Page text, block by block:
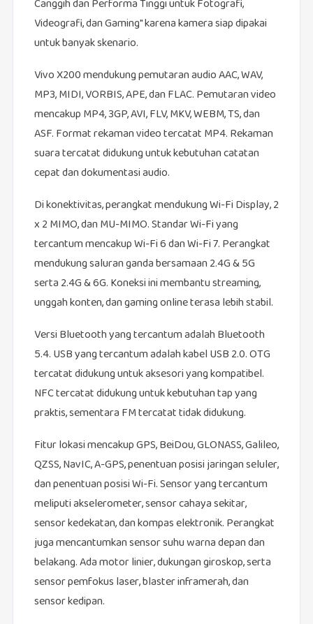
Canggih dan Performa Tinggi untuk Fotografi,
Videografi, dan Gaming" karena kamera siap dipakai
untuk banyak skenario.
Vivo X200 mendukung pemutaran audio AAC, WAV,
MP3, MIDI, VORBIS, APE, dan FLAC. Pemutaran video
mencakup MP4, 3GP, AVI, FLV, MKV, WEBM, TS, dan
ASF. Format rekaman video tercatat MP4. Rekaman
suara tercatat didukung untuk kebutuhan catatan
cepat dan dokumentasi audio.
Di konektivitas, perangkat mendukung Wi-Fi Display, 2
x 2 MIMO, dan MU-MIMO. Standar Wi-Fi yang
tercantum mencakup Wi-Fi 6 dan Wi-Fi 7. Perangkat
mendukung saluran ganda bersamaan 2.4G & 5G
serta 2.4G & 6G. Koneksi ini membantu streaming,
unggah konten, dan gaming online terasa lebih stabil.
Versi Bluetooth yang tercantum adalah Bluetooth
5.4. USB yang tercantum adalah kabel USB 2.0. OTG
tercatat didukung untuk aksesori yang kompatibel.
NFC tercatat didukung untuk kebutuhan tap yang
praktis, sementara FM tercatat tidak didukung.
Fitur lokasi mencakup GPS, BeiDou, GLONASS, Galileo,
QZSS, NavIC, A-GPS, penentuan posisi jaringan seluler,
dan penentuan posisi Wi-Fi. Sensor yang tercantum
meliputi akselerometer, sensor cahaya sekitar,
sensor kedekatan, dan kompas elektronik. Perangkat
juga mencantumkan sensor suhu warna depan dan
belakang. Ada motor linier, dukungan giroskop, serta
sensor pemfokus laser, blaster inframerah, dan
sensor kedipan.